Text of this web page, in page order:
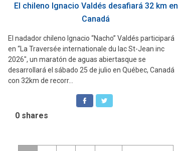
El chileno Ignacio Valdés desafiará 32 km en
Canadá
El nadador chileno Ignacio “Nacho” Valdés participará
en “La Traversée internationale du lac St-Jean inc
2026″, un maratón de aguas abiertasque se
desarrollará el sábado 25 de julio en Québec, Canadá
con 32km de recorr...
0 shares